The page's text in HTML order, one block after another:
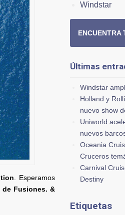
. Esperamos
Fusiones. &
Windstar
ENCUENTRA
Últimas
Windstar
Holland y
nuevo show
Uniworld
nuevos
Oceania
Cruceros
Carnival
Destiny
Etiquetas